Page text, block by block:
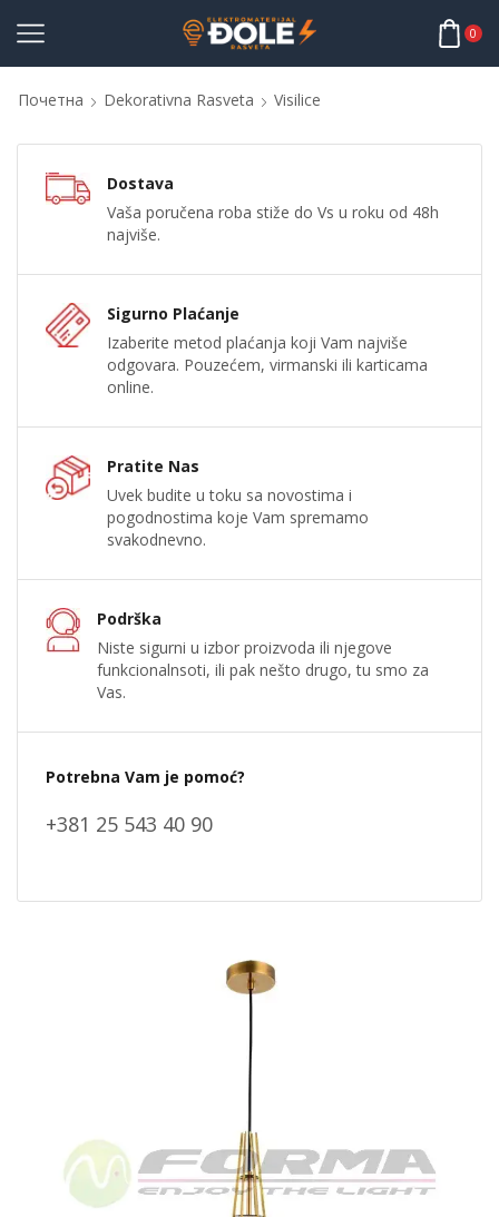
0
Почетна Dekorativna Rasveta Visilice
Dostava
Vaša poručena roba stiže do Vs u roku od 48h
najviše.
Sigurno Plaćanje
Izaberite metod plaćanja koji Vam najviše
odgovara. Pouzećem, virmanski ili karticama
online.
Pratite Nas
Uvek budite u toku sa novostima i
pogodnostima koje Vam spremamo
svakodnevno.
Podrška
Niste sigurni u izbor proizvoda ili njegove
funkcionalnsoti, ili pak nešto drugo, tu smo za
Vas.
Potrebna Vam je pomoć?
+381 25 543 40 90